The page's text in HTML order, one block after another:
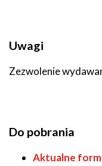
Uwagi
Zezwolenie
Do pobrania
Aktualne